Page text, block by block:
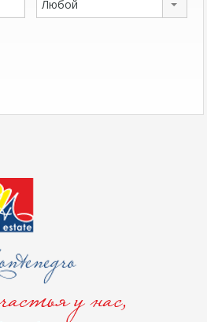
Любой